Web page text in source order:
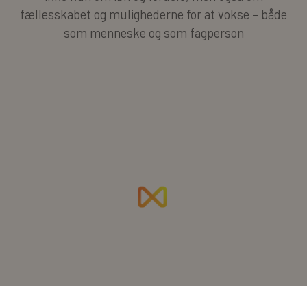
fællesskabet og mulighederne for at vokse – både
som menneske og som fagperson